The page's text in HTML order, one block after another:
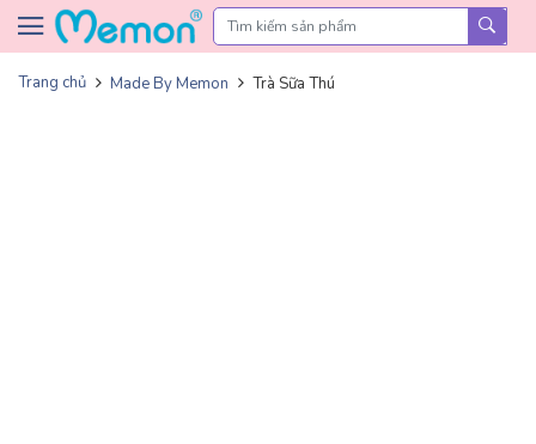
Skip to content
Trang chủ Made By Memon Trà Sữa Thú